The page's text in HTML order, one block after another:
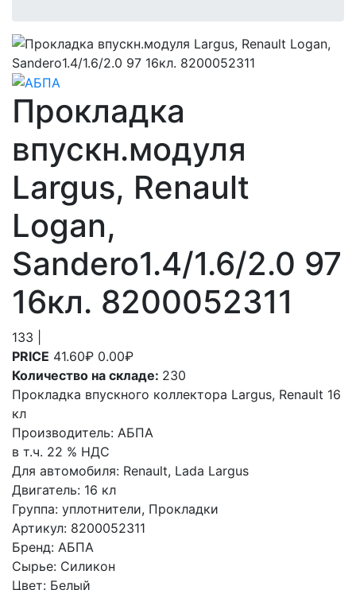
Прокладка
впускн.модуля
Largus, Renault
Logan,
Sandero1.4/1.6/2.0 97
16кл. 8200052311
133
PRICE 41.60₽ 0.00₽
Количество на складе: 230
Прокладка впускного коллектора Largus, Renault 16
кл
Производитель: АБПА
в т.ч. 22 % НДС
Для автомобиля: Renault, Lada Largus
Двигатель: 16 кл
Группа: уплотнители, Прокладки
Артикул: 8200052311
Бренд: АБПА
Сырье: Силикон
Цвет: Белый